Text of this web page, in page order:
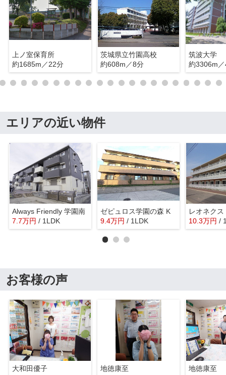
上ノ室保育所
約1685m／22分
茨城県立竹園高校
約608m／8分
筑波大学
約3306m
エリアの近い物件
Always Friendly 学園南
7.7万円 / 1LDK
ゼピュロス学園の森 K
9.4万円 / 1LDK
レオネク
10.3万円 /
お客様の声
大和田優子 地徳康至 地徳康至